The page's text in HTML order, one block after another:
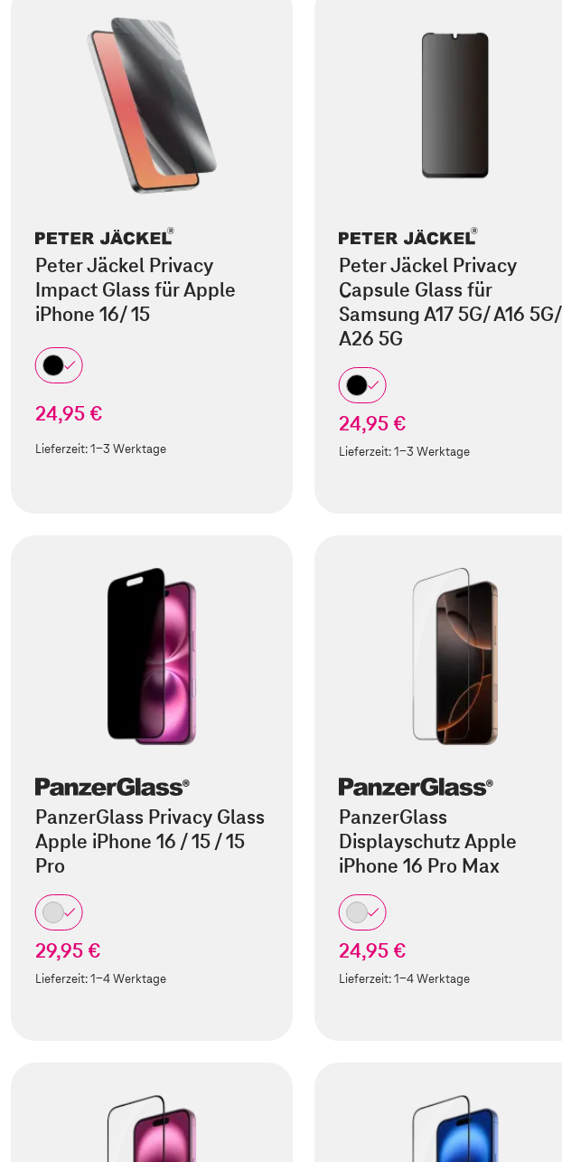
Peter Jäckel Privacy
Impact Glass für Apple
iPhone 16/ 15
24,95 €
Lieferzeit:1-3 Werktage
Peter Jäckel Privacy
Capsule Glass für
Samsung A17 5G/ A16 5G/
A26 5G
24,95 €
Lieferzeit:1-3 Werktage
PanzerGlass Privacy Glass
Apple iPhone 16 / 15 / 15
Pro
29,95 €
Lieferzeit:1-4 Werktage
PanzerGlass
Displayschutz Apple
iPhone 16 Pro Max
24,95 €
Lieferzeit:1-4 Werktage